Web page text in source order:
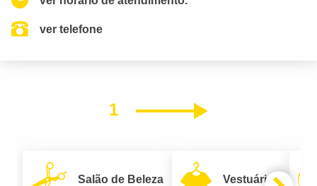
ver telefone
1 Próximo
Salão de Beleza Vestuário